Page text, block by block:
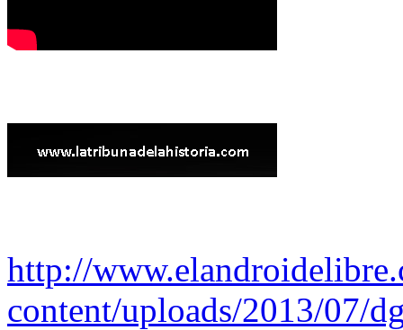
http://
content/uploads/2013/07/